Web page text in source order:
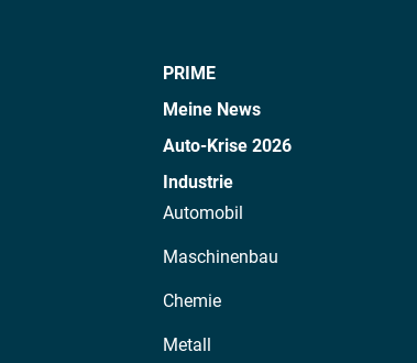
PRIME
Meine News
Auto-Krise 2026
Industrie
Automobil
Maschinenbau
Chemie
Metall